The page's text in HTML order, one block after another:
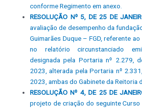
conforme Regimento em anexo.
RESOLUÇÃO Nº 5, DE 25 DE
avaliação de desempenho da
Guimarães Duque – FGD, referente
no relatório circunstanciado
designada pela Portaria nº 2.279,
2023, alterada pela Portaria nº
2023, ambas do Gabinete da Reitoria
RESOLUÇÃO Nº 4, DE 25 DE
projeto de criação do seguinte